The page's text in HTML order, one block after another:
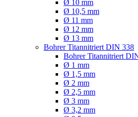
Ø 10 mm
Ø 10,5 mm
Ø 11 mm
Ø 12 mm
Ø 13 mm
Bohrer Titannitriert DIN 338
Bohrer Titannitriert
Ø 1 mm
Ø 1,5 mm
Ø 2 mm
Ø 2,5 mm
Ø 3 mm
Ø 3,2 mm